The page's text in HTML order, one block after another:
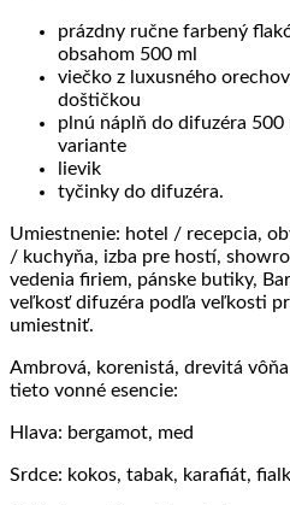
prázdny ručne farbený
obsahom 500 ml
viečko z luxusného
doštičkou
plnú náplň do difuzéra 500
variante
lievik
tyčinky do difuzéra.
Umiestnenie: hotel / recepcia,
/ kuchyňa, izba pre hostí,
vedenia firiem, pánske butiky,
veľkosť difuzéra podľa veľkosti
umiestniť.
Ambrová, korenistá, drevitá
tieto vonné esencie:
Hlava: bergamot, med
Srdce: kokos, tabak, karafiát,